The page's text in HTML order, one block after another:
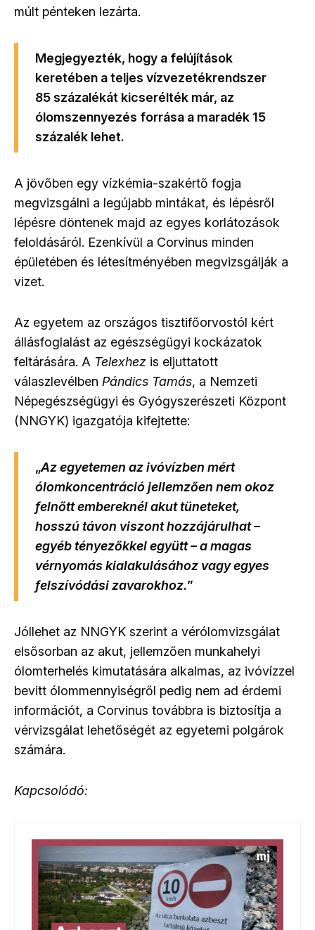
múlt pénteken lezárta.
Megjegyezték, hogy a felújítások
keretében a teljes vízvezetékrendszer
85 százalékát kicserélték már, az
ólomszennyezés forrása a maradék 15
százalék lehet.
A jövőben egy vízkémia-szakértő fogja
megvizsgálni a legújabb mintákat, és lépésről
lépésre döntenek majd az egyes korlátozások
feloldásáról. Ezenkívül a Corvinus minden
épületében és létesítményében megvizsgálják a
vizet.
Az egyetem az országos tisztifőorvostól kért
állásfoglalást az egészségügyi kockázatok
feltárására. A Telexhez is eljuttatott
válaszlevélben Pándics Tamás, a Nemzeti
Népegészségügyi és Gyógyszerészeti Központ
(NNGYK) igazgatója kifejtette:
„Az egyetemen az ivóvízben mért
ólomkoncentráció jellemzően nem okoz
felnőtt embereknél akut tüneteket,
hosszú távon viszont hozzájárulhat –
egyéb tényezőkkel együtt – a magas
vérnyomás kialakulásához vagy egyes
felszívódási zavarokhoz.”
Jóllehet az NNGYK szerint a vérólomvizsgálat
elsősorban az akut, jellemzően munkahelyi
ólomterhelés kimutatására alkalmas, az ivóvízzel
bevitt ólommennyiségről pedig nem ad érdemi
információt, a Corvinus továbbra is biztosítja a
vérvizsgálat lehetőségét az egyetemi polgárok
számára.
Kapcsolódó: